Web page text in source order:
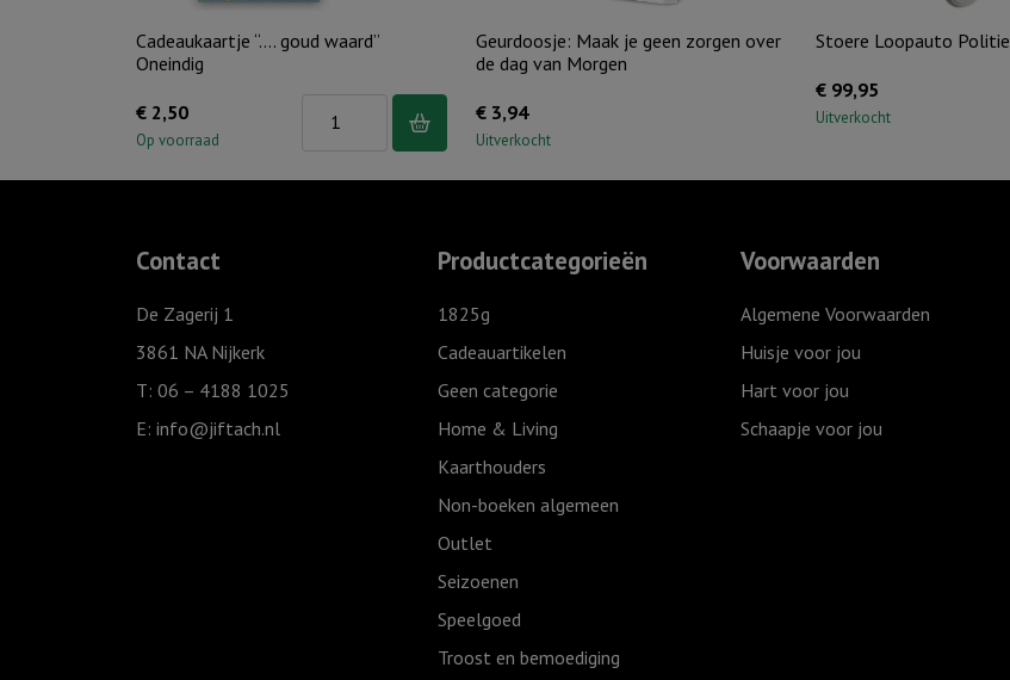
Cadeaukaartje “…. goud waard”
Oneindig
€ 2,50
Op voorraad
Geurdoosje: Maak je geen zorgen over
de dag van Morgen
€ 3,94
Uitverkocht
Stoere Loopauto Politie
€ 99,95
Uitverkocht
Contact
De Zagerij 1
3861 NA Nijkerk
T: 06 – 4188 1025
E: info@jiftach.nl
Productcategorieën
1825g
Cadeauartikelen
Geen categorie
Home & Living
Kaarthouders
Non-boeken algemeen
Outlet
Seizoenen
Speelgoed
Troost en bemoediging
Voorwaarden
Algemene Voorwaarden
Huisje voor jou
Hart voor jou
Schaapje voor jou